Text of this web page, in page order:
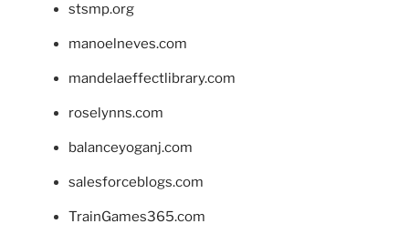
stsmp.org
manoelneves.com
mandelaeffectlibrary.com
roselynns.com
balanceyoganj.com
salesforceblogs.com
TrainGames365.com